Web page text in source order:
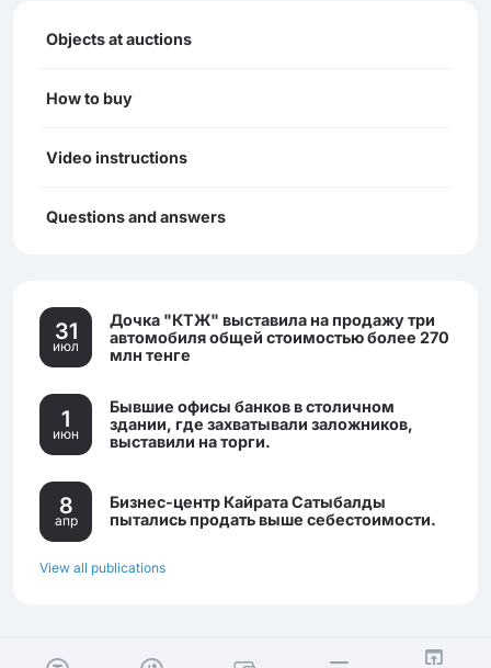
Objects at auctions
How to buy
Video instructions
Questions and answers
31
июл
Дочка "КТЖ" выставила на продажу три
автомобиля общей стоимостью более 270
млн тенге
1
июн
Бывшие офисы банков в столичном
здании, где захватывали заложников,
выставили на торги.
8
апр
Бизнес-центр Кайрата Сатыбалды
пытались продать выше себестоимости.
View all publications